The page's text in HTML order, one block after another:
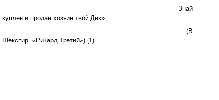
Знай –
куплен и продан хозяин твой Дик».
(В.
Шекспир. «Ричард Третий») (1)